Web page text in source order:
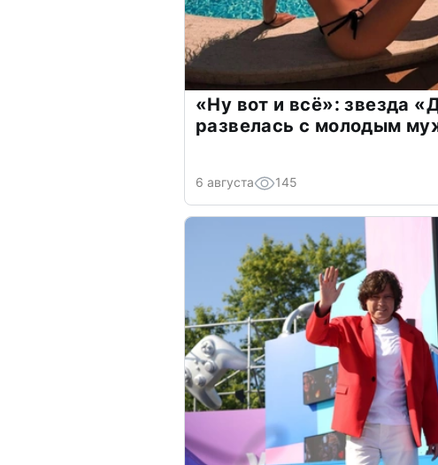
«Ну вот и всё»: звезда
развелась с молодым
6 августа 145